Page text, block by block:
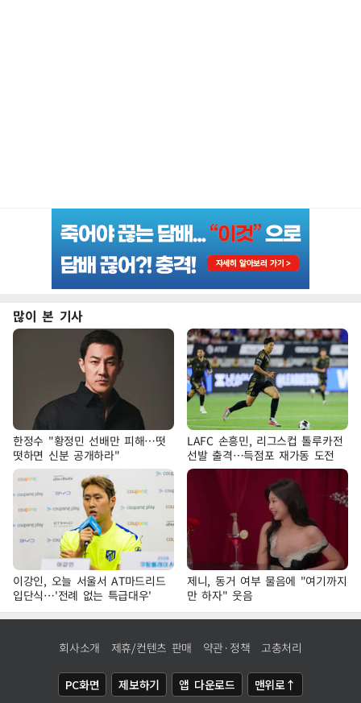
많이 본 기사
한정수 "황정민 선배만 피해…떳
떳하면 신분 공개하라"
LAFC 손흥민, 리그스컵 톨루카전
선발 출격…득점포 재가동 도전
이강인, 오늘 서울서 AT마드리드
입단식…'전례 없는 특급대우'
제니, 동거 여부 물음에 "여기까지
만 하자" 웃음
회사소개 제휴/컨텐츠 판매 약관·정책 고충처리
PC화면 제보하기 앱 다운로드 맨위로↑